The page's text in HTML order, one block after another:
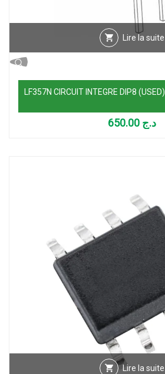
Lire la suite
LF357N CIRCUIT INTEGRE DIP8 (USED)
د.ج
Lire la suite